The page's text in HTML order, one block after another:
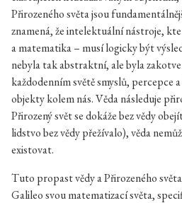
Přirozeného světa jsou
znamená, že intelektuální nástroje,
a matematika – musí logicky být
nebyla tak abstraktní, ale byla
každodenním světě smyslů, percepce
objekty kolem nás. Věda následuje
Přirozený svět se dokáže bez vědy
lidstvo bez vědy přežívalo), věda
existovat.
Tuto propast vědy a Přirozeného
Galileo svou matematizací světa,